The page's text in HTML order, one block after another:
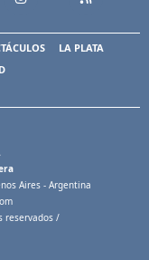
LA PLATA
Aires - Argentina
reservados /